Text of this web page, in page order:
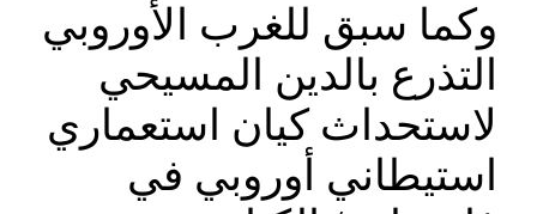
وكما سبق للغرب الأوروبي
التذرع بالدين المسيحي
لاستحداث كيان استعماري
استيطاني أوروبي في